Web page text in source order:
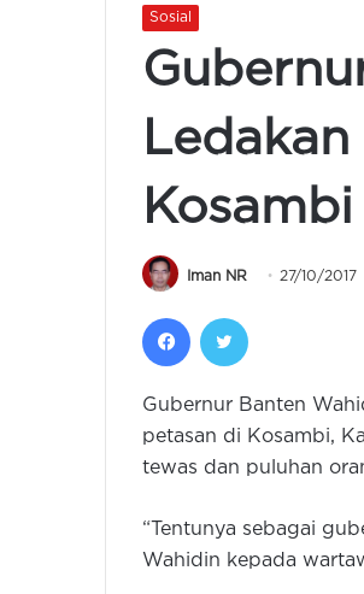
Sosial
Kosambi
Iman NR 27/10/2017
Facebook
Gubernur Banten
petasan di Kosambi,
tewas dan puluhan
“Tentunya sebagai
Wahidin kepada